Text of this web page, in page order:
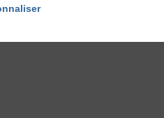
devient sèche et fissurée)…